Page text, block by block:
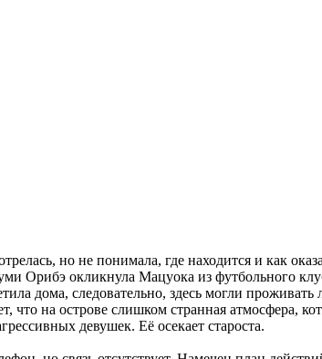
но не понимала, где находится и как
Орибэ окликнула Мацуока из футбольного
дома, следовательно, здесь могли
на острове слишком странная атмосфера,
девушек. Её осекает староста.